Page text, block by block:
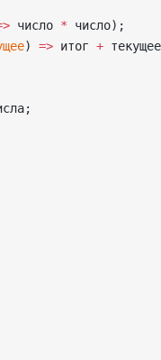
число * число);
) => итог +